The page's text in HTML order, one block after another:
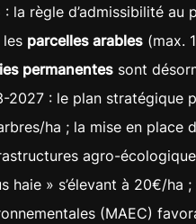
: la règle d’admissibilité
parcelles arables (max.
permanentes sont
2027 : le plan stratégique
ha ; la mise en place
agro-
haie » s’élevant à 20€/ha
(MAEC)